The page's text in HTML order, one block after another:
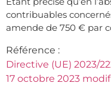
contribuables
amende de 750 € par
Référence :
Directive (UE) 2023/
17 octobre 2023